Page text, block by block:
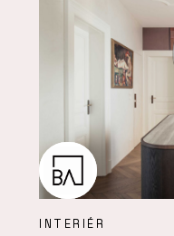
INTERIÉR